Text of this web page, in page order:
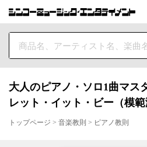
大人のピアノ・ソロ1曲マス
レット・イット・ビー（模範
トップページ > 音楽教則 > ピアノ教則